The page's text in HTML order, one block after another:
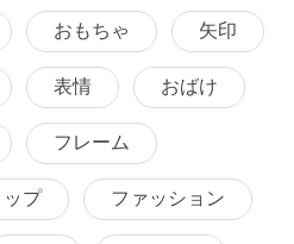
おもちゃ 矢印
表情 おばけ
フレーム
ップ ファッション